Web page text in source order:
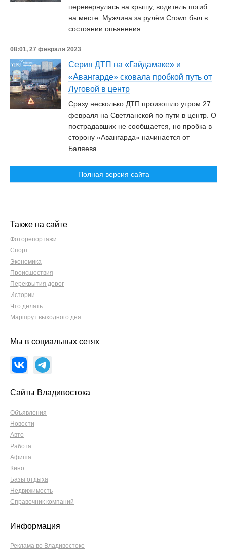
перевернулась на крышу, водитель погиб
на месте. Мужчина за рулём Crown был в
состоянии опьянения.
08:01, 27 февраля 2023
Серия ДТП на «Гайдамаке» и
«Авангарде» сковала пробкой путь от
Луговой в центр
Сразу несколько ДТП произошло утром 27
февраля на Светланской по пути в центр. О
пострадавших не сообщается, но пробка в
сторону «Авангарда» начинается от
Баляева.
Полная версия сайта
Также на сайте
Фоторепортажи
Спорт
Экономика
Происшествия
Перекрытия дорог
Истории
Что делать
Маршрут выходного дня
Мы в социальных сетях
Сайты Владивостока
Объявления
Новости
Авто
Работа
Афиша
Кино
Базы отдыха
Недвижимость
Справочник компаний
Информация
Реклама во Владивостоке